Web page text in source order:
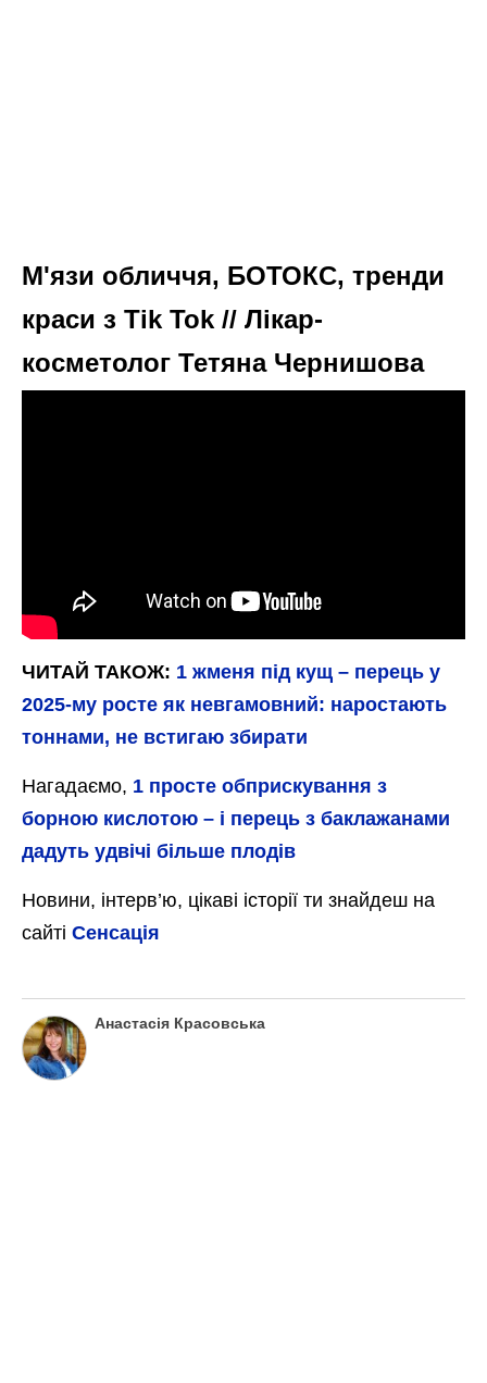
М'язи обличчя, БОТОКС, тренди
краси з Tik Tok // Лікар-
косметолог Тетяна Чернишова
ЧИТАЙ ТАКОЖ: 1 жменя під кущ – перець у
2025-му росте як невгамовний: наростають
тоннами, не встигаю збирати
Нагадаємо, 1 просте обприскування з
борною кислотою – і перець з баклажанами
дадуть удвічі більше плодів
Новини, інтерв’ю, цікаві історії ти знайдеш на
сайті Сенсація
Анастасія Красовська